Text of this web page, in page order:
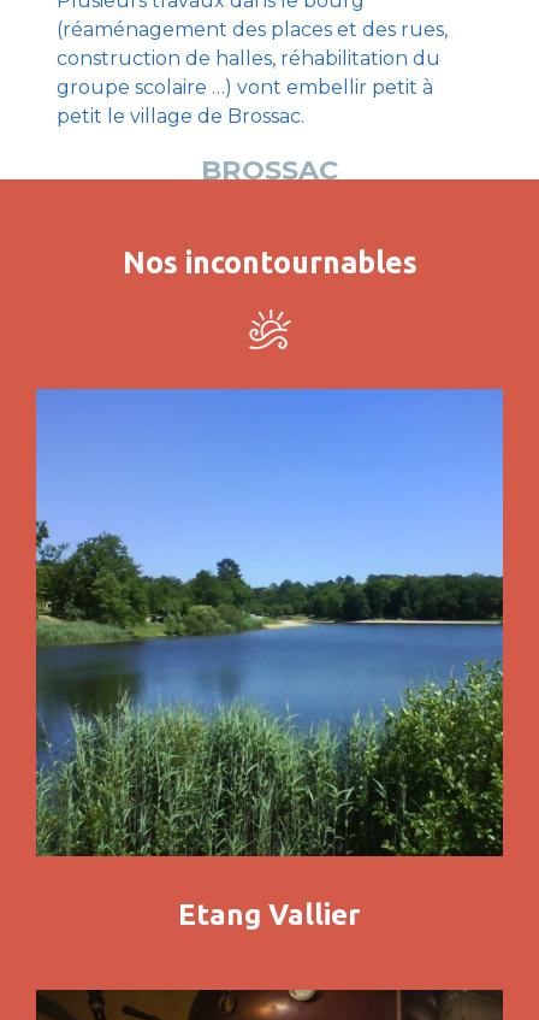
(réaménagement des places et des rues,
construction de halles, réhabilitation du
groupe scolaire …) vont embellir petit à
petit le village de Brossac.
BROSSAC
Nos incontournables
Etang Vallier